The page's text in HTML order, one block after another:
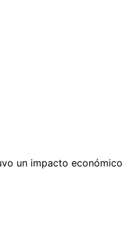
un impacto económico